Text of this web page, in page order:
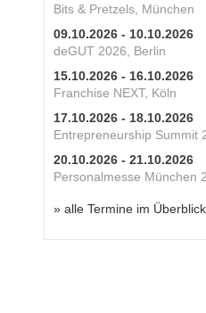
Bits & Pretzels, München
09.10.2026 - 10.10.2026
deGUT 2026, Berlin
15.10.2026 - 16.10.2026
Franchise NEXT, Köln
17.10.2026 - 18.10.2026
Entrepreneurship Summit
20.10.2026 - 21.10.2026
Personalmesse München
» alle Termine im Überblick